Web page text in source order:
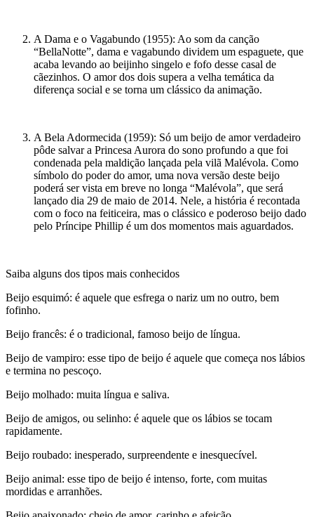
A Dama e o Vagabundo (1955): Ao som da canção
“BellaNotte”, dama e vagabundo dividem um espaguete, que
acaba levando ao beijinho singelo e fofo desse casal de
cãezinhos. O amor dos dois supera a velha temática da
diferença social e se torna um clássico da animação.
A Bela Adormecida (1959): Só um beijo de amor verdadeiro
pôde salvar a Princesa Aurora do sono profundo a que foi
condenada pela maldição lançada pela vilã Malévola. Como
símbolo do poder do amor, uma nova versão deste beijo
poderá ser vista em breve no longa “Malévola”, que será
lançado dia 29 de maio de 2014. Nele, a história é recontada
com o foco na feiticeira, mas o clássico e poderoso beijo dado
pelo Príncipe Phillip é um dos momentos mais aguardados.
Saiba alguns dos tipos mais conhecidos
Beijo esquimó: é aquele que esfrega o nariz um no outro, bem
fofinho.
Beijo francês: é o tradicional, famoso beijo de língua.
Beijo de vampiro: esse tipo de beijo é aquele que começa nos lábios
e termina no pescoço.
Beijo molhado: muita língua e saliva.
Beijo de amigos, ou selinho: é aquele que os lábios se tocam
rapidamente.
Beijo roubado: inesperado, surpreendente e inesquecível.
Beijo animal: esse tipo de beijo é intenso, forte, com muitas
mordidas e arranhões.